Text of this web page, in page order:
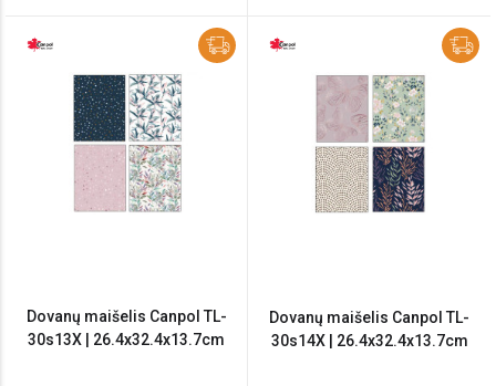
Dovanų maišelis Canpol TL-
30s13X | 26.4x32.4x13.7cm
Dovanų maišelis Canpol TL-
30s14X | 26.4x32.4x13.7cm